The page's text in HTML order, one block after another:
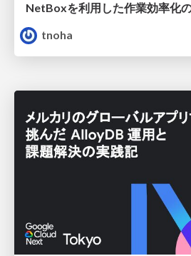
tnoha